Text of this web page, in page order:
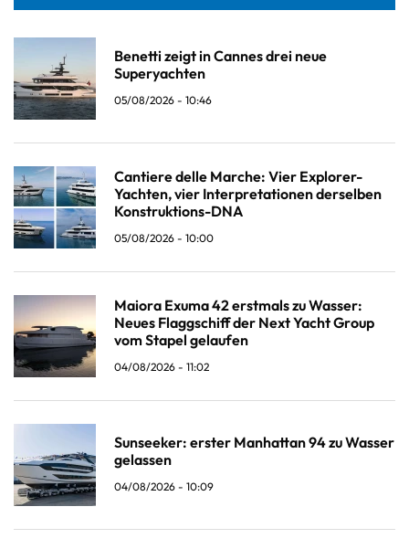
Benetti zeigt in Cannes drei neue
Superyachten
05/08/2026 - 10:46
Cantiere delle Marche: Vier Explorer-
Yachten, vier Interpretationen derselben
Konstruktions-DNA
05/08/2026 - 10:00
Maiora Exuma 42 erstmals zu Wasser:
Neues Flaggschiff der Next Yacht Group
vom Stapel gelaufen
04/08/2026 - 11:02
Sunseeker: erster Manhattan 94 zu Wasser
gelassen
04/08/2026 - 10:09